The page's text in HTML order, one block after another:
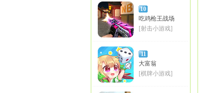
10
吃鸡枪王战场
[射击小游戏]
11
大富翁
[棋牌小游戏]